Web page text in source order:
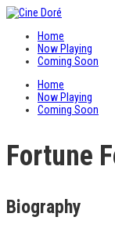
Home
Now Playing
Coming Soon
Home
Now Playing
Coming Soon
Fortune
Biography